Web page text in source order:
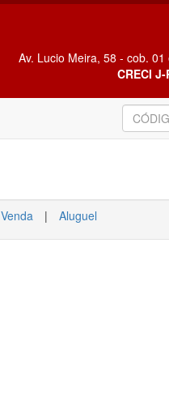
Av. Lucio Meira, 58 - cob.
CRECI
Venda | Aluguel